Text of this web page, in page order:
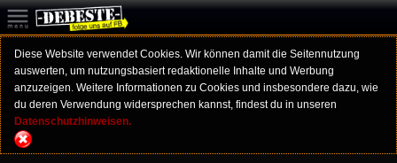
Diese Website verwendet Cookies. Wir können damit die Seitennutzung
auswerten, um nutzungsbasiert redaktionelle Inhalte und Werbung
anzuzeigen. Weitere Informationen zu Cookies und insbesondere dazu, wie
du deren Verwendung widersprechen kannst, findest du in unseren
Datenschutzhinweisen.